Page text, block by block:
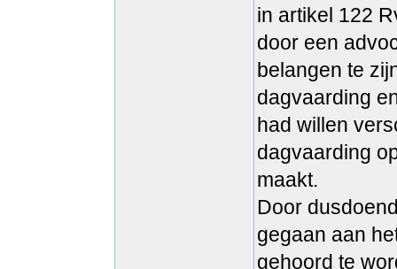
in artikel 122
door een
belangen te
dagvaarding
had willen
dagvaarding
maakt.
Door
gegaan aan
gehoord te